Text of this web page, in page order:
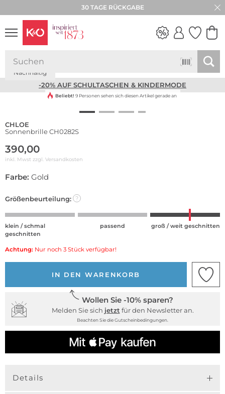
30 TAGE RÜCKGABE
NEW IN
-20% AUF SCHULTASCHEN & KINDERMODE
Nachhaltig
Beliebt! 9 Personen sehen sich diesen Artikel gerade an
CHLOE
Sonnenbrille CH0282S
390,00
inkl. Mwst zzgl. Versandkosten
Farbe: Gold
Größenbeurteilung: ?
klein / schmal
geschnitten
passend groß / weit geschnitten
Achtung: Nur noch 3 Stück verfügbar!
IN DEN WARENKORB
Wollen Sie -10% sparen?
Melden Sie sich jetzt für den Newsletter an.
Beachten Sie die Gutscheinbedingungen.
Details